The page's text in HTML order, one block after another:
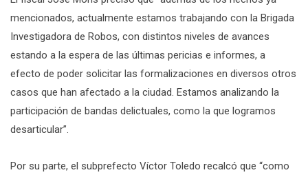
mencionados, actualmente estamos trabajando con la Brigada
Investigadora de Robos, con distintos niveles de avances
estando a la espera de las últimas pericias e informes, a
efecto de poder solicitar las formalizaciones en diversos otros
casos que han afectado a la ciudad. Estamos analizando la
participación de bandas delictuales, como la que logramos
desarticular”.
Por su parte, el subprefecto Víctor Toledo recalcó que “como